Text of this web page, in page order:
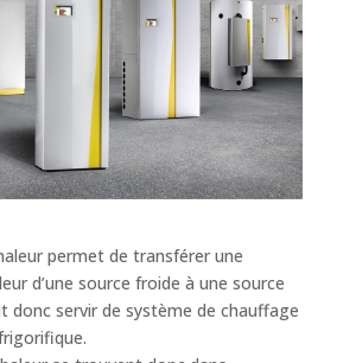
permet de transférer une
d’une source froide à une source
donc servir de système de chauffage